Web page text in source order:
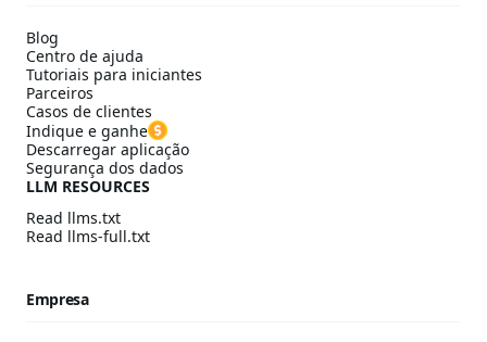
Blog
Centro de ajuda
Tutoriais para iniciantes
Parceiros
Casos de clientes
Indique e ganhe
Descarregar aplicação
Segurança dos dados
LLM RESOURCES
Read llms.txt
Read llms-full.txt
Empresa